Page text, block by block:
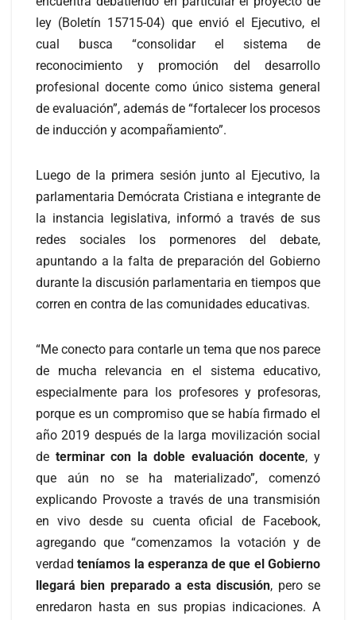
ley (Boletín 15715-04) que envió el Ejecutivo, el
cual busca “consolidar el sistema de
reconocimiento y promoción del desarrollo
profesional docente como único sistema general
de evaluación”, además de “fortalecer los procesos
de inducción y acompañamiento”.
Luego de la primera sesión junto al Ejecutivo, la
parlamentaria Demócrata Cristiana e integrante de
la instancia legislativa, informó a través de sus
redes sociales los pormenores del debate,
apuntando a la falta de preparación del Gobierno
durante la discusión parlamentaria en tiempos que
corren en contra de las comunidades educativas.
“Me conecto para contarle un tema que nos parece
de mucha relevancia en el sistema educativo,
especialmente para los profesores y profesoras,
porque es un compromiso que se había firmado el
año 2019 después de la larga movilización social
de terminar con la doble evaluación docente, y
que aún no se ha materializado”, comenzó
explicando Provoste a través de una transmisión
en vivo desde su cuenta oficial de Facebook,
agregando que “comenzamos la votación y de
verdadteníamos la esperanza de que el Gobierno
llegará bien preparado a esta discusión, pero se
enredaron hasta en sus propias indicaciones. A